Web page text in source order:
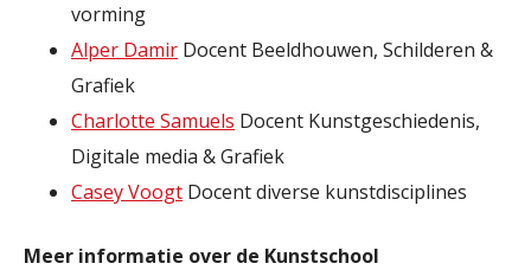
vorming
Alper Damir Docent Beeldhouwen, Schilderen &
Grafiek
Charlotte Samuels Docent Kunstgeschiedenis,
Digitale media & Grafiek
Casey Voogt Docent diverse kunstdisciplines
Meer informatie over de Kunstschool